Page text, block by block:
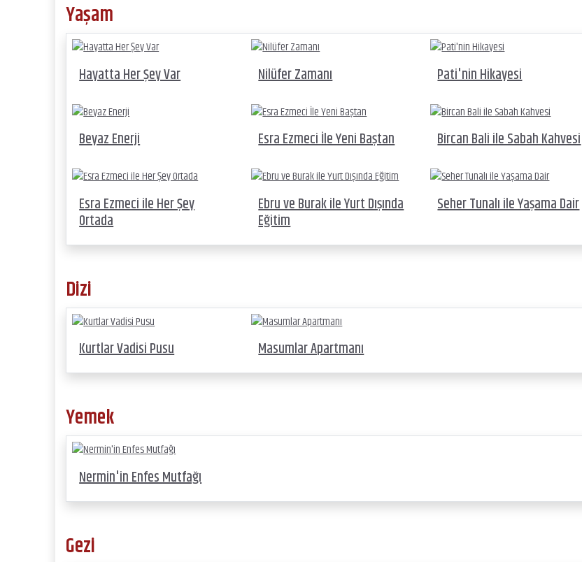
Yaşam
Hayatta Her Şey Var Nilüfer Zamanı Pati'nin Hikayesi
Beyaz Enerji Esra Ezmeci İle Yeni Baştan Bircan Bali ile Sabah Kahvesi
Esra Ezmeci ile Her Şey
Ortada
Ebru ve Burak ile Yurt Dışında
Eğitim
Seher Tunalı ile Yaşama Dair
Dizi
Kurtlar Vadisi Pusu Masumlar Apartmanı
Yemek
Nermin'in Enfes Mutfağı
Gezi